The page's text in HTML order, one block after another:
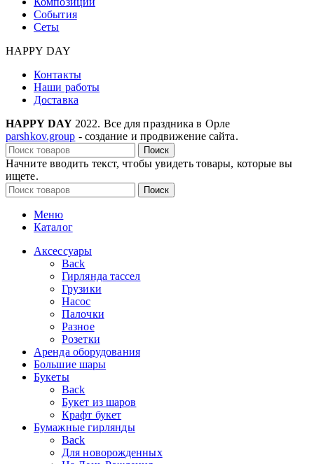
События
Сеты
HAPPY DAY
Контакты
Наши работы
Доставка
HAPPY DAY 2022. Все для праздника в Орле
parshkov.group - создание и продвижение сайта.
Поиск
Начните вводить текст, чтобы увидеть товары, которые вы
ищете.
Поиск
Меню
Каталог
Аксессуары
Back
Гирлянда тассел
Грузики
Насос
Палочки
Разное
Розетки
Аренда оборудования
Большие шары
Букеты
Back
Букет из шаров
Крафт букет
Бумажные гирлянды
Back
Для новорожденных